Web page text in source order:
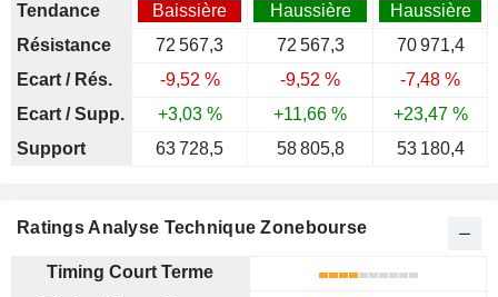
Tendance
Baissière Haussière
Haussière
Résistance
72 567,3 72 567,3
70 971,4
Ecart / Rés.
-9,52 % -9,52 %
-7,48 %
Ecart / Supp.
+3,03 % +11,66 %
+23,47 %
Support
63 728,5 58 805,8 53 180,4
Ratings Analyse Technique Zonebourse
Timing Court Terme